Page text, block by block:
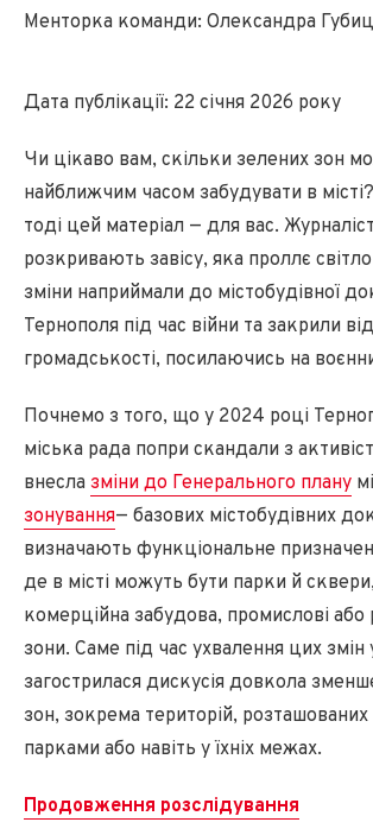
Менторка команди: Олександра
Дата публікації: 22 січня 2026 року
Чи цікаво вам, скільки зелених зон
найближчим часом забудувати в
тоді цей матеріал — для вас.
розкривають завісу, яка проллє світло
зміни наприймали до містобудівної
Тернополя під час війни та закрили
громадськості, посилаючись на
Почнемо з того, що у 2024 році
міська рада попри скандали з
внесла зміни до Генерального плану
зонування— базових містобудівних
визначають функціональне
де в місті можуть бути парки й
комерційна забудова, промислові або
зони. Саме під час ухвалення цих змін
загострилася дискусія довкола
зон, зокрема територій, розташованих
парками або навіть у їхніх межах.
Продовження розслідування